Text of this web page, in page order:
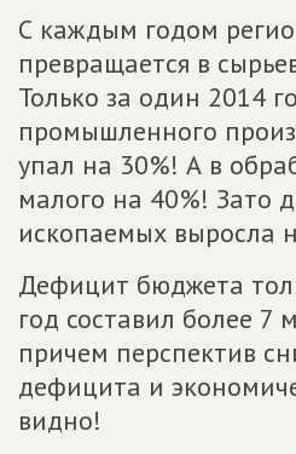
С каждым годом
превращается в
Только за один 2014
промышленного
упал на 30%! А в
малого на 40%! Зато
ископаемых выросла
Дефицит бюджета
год составил более 7
причем перспектив
дефицита и
видно!